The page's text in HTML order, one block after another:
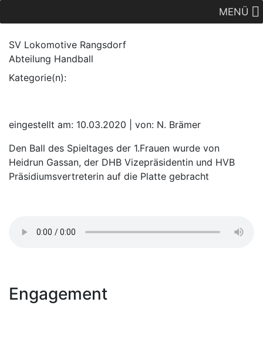
MENÜ
SV Lokomotive Rangsdorf
Abteilung Handball
Kategorie(n):
eingestellt am: 10.03.2020 | von: N. Brämer
Den Ball des Spieltages der 1.Frauen wurde von
Heidrun Gassan, der DHB Vizepräsidentin und HVB
Präsidiumsvertreterin auf die Platte gebracht
Engagement